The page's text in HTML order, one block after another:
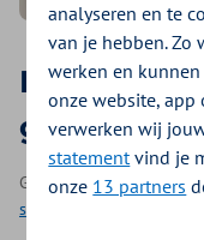
Kan je
glas?
Geplaatst op 3 juni
smeert
analyseren en te
van je hebben. Zo
werken en
onze website, app
verwerken wij
statementvind je
onze 13 partners